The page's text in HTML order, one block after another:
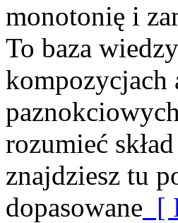
monotonię i
To baza
kompozycjach
rozumieć
znajdziesz tu
dopasowane [